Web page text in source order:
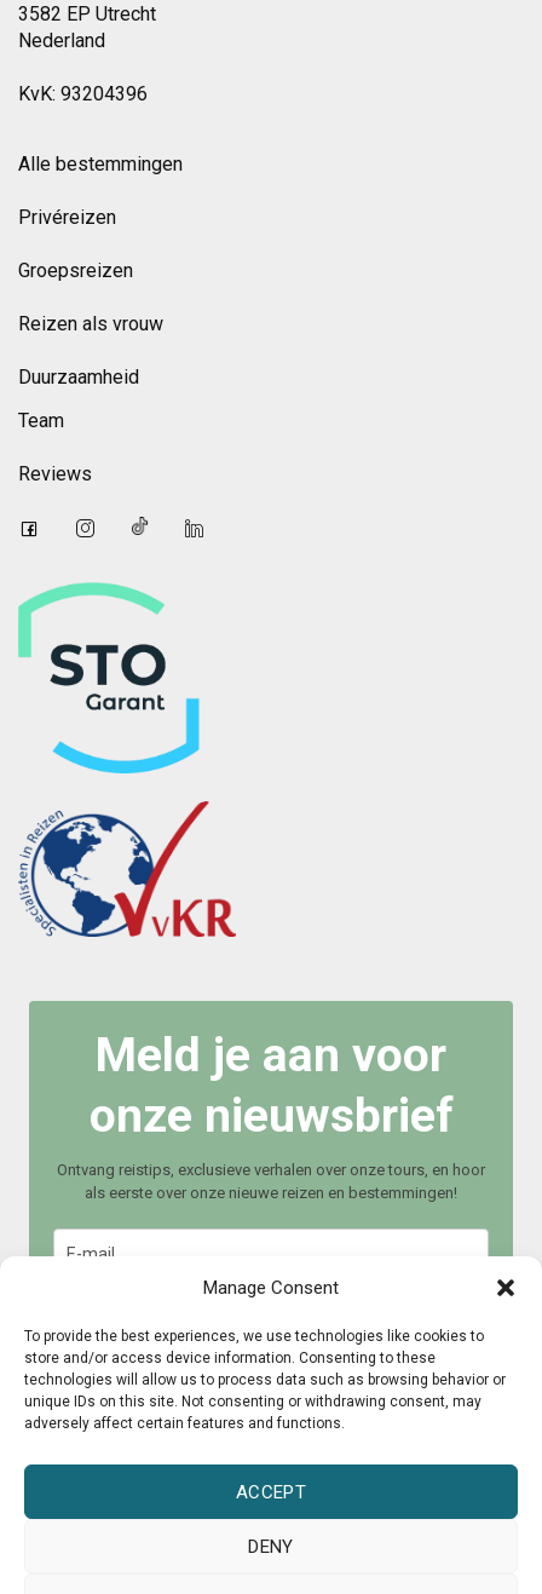
Manage Consent
To provide the best experiences, we use technologies like cookies to
store and/or access device information. Consenting to these
technologies will allow us to process data such as browsing behavior or
unique IDs on this site. Not consenting or withdrawing consent, may
adversely affect certain features and functions.
ACCEPT
DENY
3582 EP Utrecht
Nederland
KvK: 93204396
Alle bestemmingen
Privéreizen
Groepsreizen
Reizen als vrouw
Duurzaamheid
Team
Reviews
Meld je aan voor
onze nieuwsbrief
Ontvang reistips, exclusieve verhalen over onze tours, en hoor
als eerste over onze nieuwe reizen en bestemmingen!
Meld je aan